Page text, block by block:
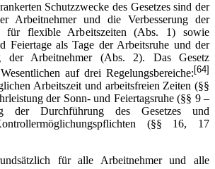
Schutzzwecke des Gesetzes sind der
Arbeitnehmer und die Verbesserung der
für flexible Arbeitszeiten (Abs. 1) sowie
Feiertage als Tage der Arbeitsruhe und der
der Arbeitnehmer (Abs. 2). Das Gesetz
auf drei Regelungsbereiche: [64]
Arbeitszeit und arbeitsfreien Zeiten (§§
der Sonn- und Feiertagsruhe (§§ 9 –
der Durchführung des Gesetzes und
(§§ 16, 17
für alle Arbeitnehmer und alle